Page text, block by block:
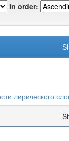
In order:
лирического